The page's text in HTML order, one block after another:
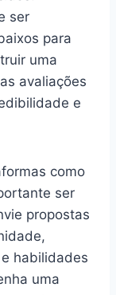
ser
para
uma
avaliações
e
como
ser
propostas
habilidades
uma